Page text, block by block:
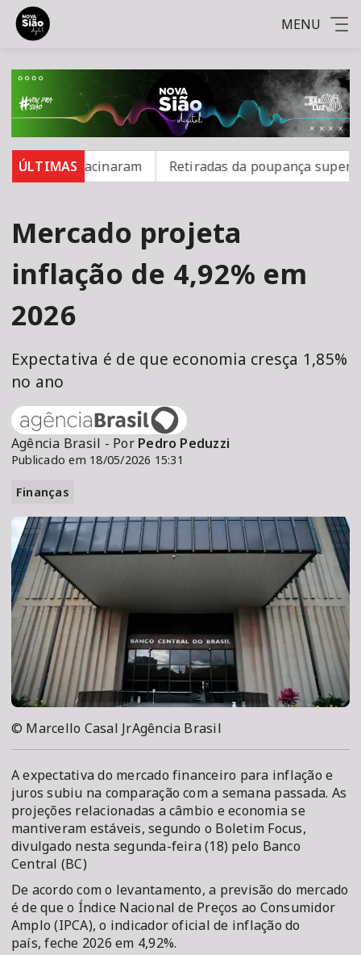
MENU
ÚLTIMAS
se vacinaram Retiradas da poupança superam
Mercado projeta
inflação de 4,92% em
2026
Expectativa é de que economia cresça 1,85%
no ano
Agência Brasil - Por Pedro Peduzzi
Publicado em 18/05/2026 15:31
Finanças
© Marcello Casal JrAgência Brasil
A expectativa do mercado financeiro para inflação e
juros subiu na comparação com a semana passada. As
projeções relacionadas a câmbio e economia se
mantiveram estáveis, segundo o Boletim Focus,
divulgado nesta segunda-feira (18) pelo Banco
Central (BC)
De acordo com o levantamento, a previsão do mercado
é de que o Índice Nacional de Preços ao Consumidor
Amplo (IPCA), o indicador oficial de inflação do
país, feche 2026 em 4,92%.